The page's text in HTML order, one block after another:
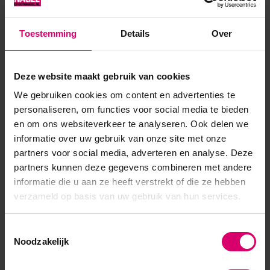
Toestemming Details Over
Deze website maakt gebruik van cookies
We gebruiken cookies om content en advertenties te
personaliseren, om functies voor social media te bieden
en om ons websiteverkeer te analyseren. Ook delen we
informatie over uw gebruik van onze site met onze
partners voor social media, adverteren en analyse. Deze
partners kunnen deze gegevens combineren met andere
informatie die u aan ze heeft verstrekt of die ze hebben
verzameld op basis van uw gebruik van hun services.
Noodzakelijk
Op voorraad
29,95
excl. btw
Op voorraad
9,95
excl. btw
180/180 Gritt (Per stuk)